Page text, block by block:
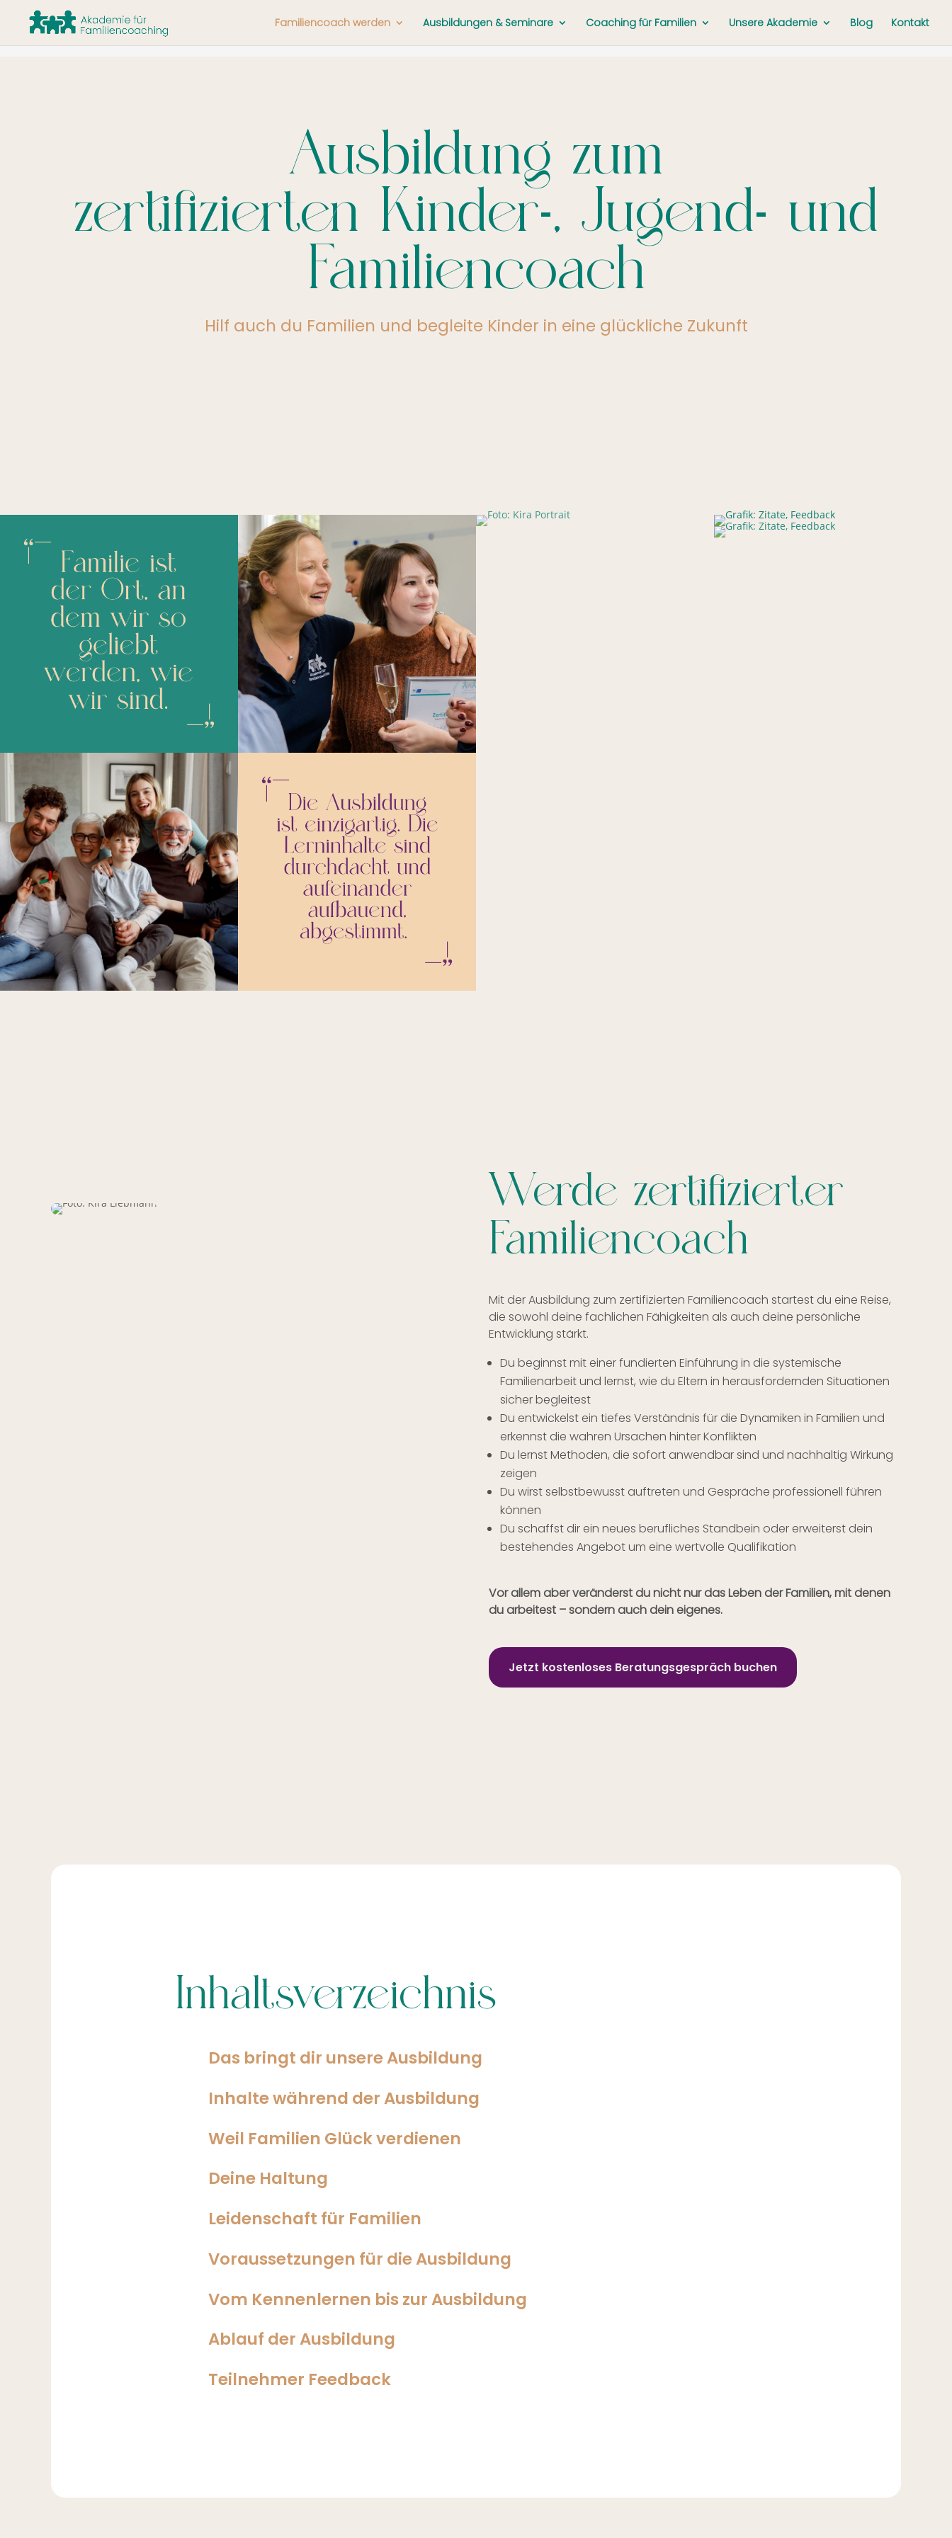
Familiencoach werden Ausbildungen & Seminare Coaching für Familien Unsere Akademie Blog Kontakt
Ausbildung zum
zertifizierten Kinder-, Jugend- und
Familiencoach
Hilf auch du Familien und begleite Kinder in eine glückliche Zukunft
Werde zertifizierter
Familiencoach
Mit der Ausbildung zum zertifizierten Familiencoach startest du eine Reise,
die sowohl deine fachlichen Fähigkeiten als auch deine persönliche
Entwicklung stärkt.
Du beginnst mit einer fundierten Einführung in die systemische
Familienarbeit und lernst, wie du Eltern in herausfordernden Situationen
sicher begleitest
Du entwickelst ein tiefes Verständnis für die Dynamiken in Familien und
erkennst die wahren Ursachen hinter Konflikten
Du lernst Methoden, die sofort anwendbar sind und nachhaltig Wirkung
zeigen
Du wirst selbstbewusst auftreten und Gespräche professionell führen
können
Du schaffst dir ein neues berufliches Standbein oder erweiterst dein
bestehendes Angebot um eine wertvolle Qualifikation
Vor allem aber veränderst du nicht nur das Leben der Familien, mit denen
du arbeitest – sondern auch dein eigenes.
Jetzt kostenloses Beratungsgespräch buchen
Inhaltsverzeichnis
Das bringt dir unsere Ausbildung
Inhalte während der Ausbildung
Weil Familien Glück verdienen
Deine Haltung
Leidenschaft für Familien
Voraussetzungen für die Ausbildung
Vom Kennenlernen bis zur Ausbildung
Ablauf der Ausbildung
Teilnehmer Feedback